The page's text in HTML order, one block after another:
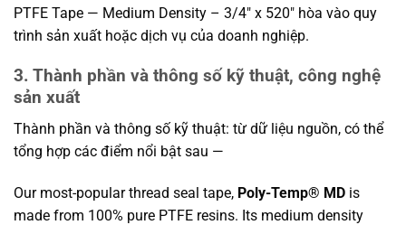
PTFE Tape — Medium Density – 3/4″ x 520″ hòa vào quy
trình sản xuất hoặc dịch vụ của doanh nghiệp.
3. Thành phần và thông số kỹ thuật, công nghệ
sản xuất
Thành phần và thông số kỹ thuật: từ dữ liệu nguồn, có thể
tổng hợp các điểm nổi bật sau —
Our most-popular thread seal tape, Poly-Temp® MD is
made from 100% pure PTFE resins. Its medium density